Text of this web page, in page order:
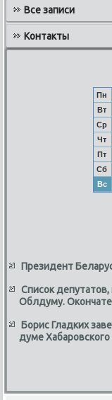
Все записи
Контакты
Пн
Вт
Ср
Чт
Пт
Сб
Вс
Президент
Список
Облдуму.
Борис Гладких
думе Хабаровского